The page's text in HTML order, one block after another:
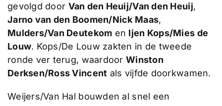
gevolgd door Van den Heuij/Van den Heuij,
Jarno van den Boomen/Nick Maas,
Mulders/Van Deutekom en Ijen Kops/Mies de
Louw. Kops/De Louw zakten in de tweede
ronde ver terug, waardoorWinston
Derksen/Ross Vincent als vijfde doorkwamen.
Weijers/Van Hal bouwden al snel een